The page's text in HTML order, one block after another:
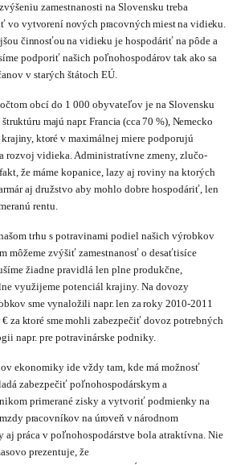
zamestnanosti na Slovensku treba
vo vytvorení nových pracovných miest na vidieku.
činnosťou na vidieku je hospodáriť na pôde a
podporiť našich poľnohospodárov tak ako sa
v starých štátoch EÚ.
obcí do 1 000 obyvateľov je na Slovensku
štruktúru majú napr. Francia (cca 70 %), Nemecko
krajiny, ktoré v maxi­málnej miere podporujú
rozvoj vidieka. Administratívne zmeny, zlučo­
že máme kopanice, lazy aj roviny na ktorých
aj družstvo aby mohlo dobre hospodáriť, len
rentu.
trhu s potravinami podiel našich výrobkov
môžeme zvýšiť zamestnanosť o desaťtisíce
žiadne pravidlá len plne produkčne,
využijeme potenciál krajiny. Na dovozy
sme vynaložili napr.len zaroky 2010-2011
€ za ktoré smemohli zabezpečiť dovoz potrebných
napr. pre potravinárske podniky.
ekonomiky ide vždy tam, kde má možnosť
zabezpečiť poľnohospodárskym a
primerané zisky a vytvoriť pod­mienky na
pracovníkov na úroveň v národnom
aj práca v poľnohospodárstve bola atraktívna. Nie
prezentuje, že